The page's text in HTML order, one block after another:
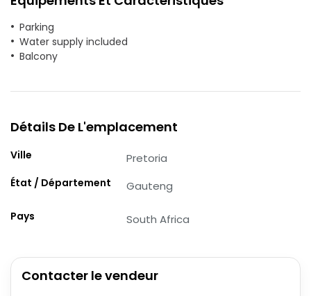
Parking
Water supply included
Balcony
Détails De L'emplacement
Ville Pretoria
État / Département Gauteng
Pays South Africa
Contacter le vendeur